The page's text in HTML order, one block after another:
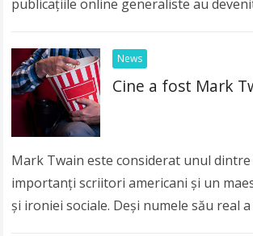
publicațiile online generaliste au
News
Cine a fost Mark
Mark Twain este considerat unul dintre
importanți scriitori americani și un
și ironiei sociale. Deși numele său real